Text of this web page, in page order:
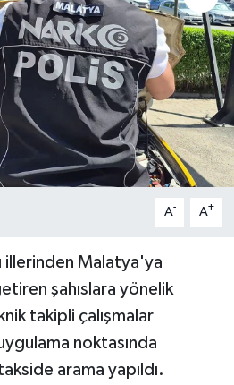
A- A+
illerinden Malatya'ya
şahıslara yönelik
takipli çalışmalar
noktasında
arama yapıldı.